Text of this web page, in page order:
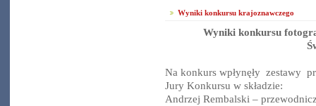
Wyniki konkursu krajoznawczego
Wyniki konkursu
Na konkurs wpłynęły zestawy
Jury Konkursu w składzie:
Andrzej Rembalski –